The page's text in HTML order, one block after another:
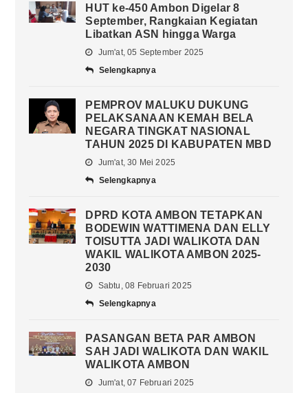
HUT ke-450 Ambon Digelar 8
September, Rangkaian Kegiatan
Libatkan ASN hingga Warga
Jum'at, 05 September 2025
Selengkapnya
PEMPROV MALUKU DUKUNG
PELAKSANAAN KEMAH BELA
NEGARA TINGKAT NASIONAL
TAHUN 2025 DI KABUPATEN MBD
Jum'at, 30 Mei 2025
Selengkapnya
DPRD KOTA AMBON TETAPKAN
BODEWIN WATTIMENA DAN ELLY
TOISUTTA JADI WALIKOTA DAN
WAKIL WALIKOTA AMBON 2025-
2030
Sabtu, 08 Februari 2025
Selengkapnya
PASANGAN BETA PAR AMBON
SAH JADI WALIKOTA DAN WAKIL
WALIKOTA AMBON
Jum'at, 07 Februari 2025